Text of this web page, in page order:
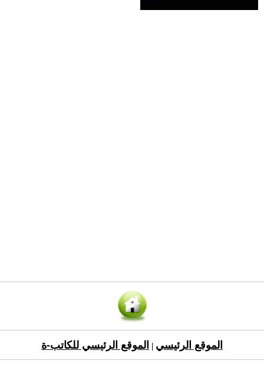
الموقع الرئيسي الموقع الرئيسي للكاتب-ة